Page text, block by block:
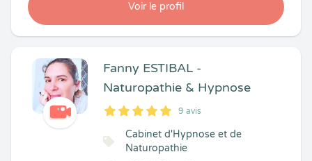
Voir le profil
Fanny ESTIBAL -
Naturopathie & Hypnose
5
1
5
9 9 avis
Cabinet d'Hypnose et de
Naturopathie